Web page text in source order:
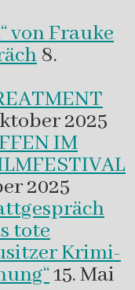
von Frauke
8.
2025
IM
2025
tote
Krimi-
15. Mai